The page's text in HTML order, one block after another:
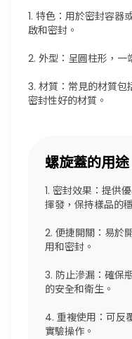
1. 特色：用於密封容器
啟和密封。
2. 外型：呈圓柱形，一
3. 材質：常見的材質包
密封性好的材質。
螺旋蓋的用途
1. 密封效果：提供
揮發，保持樣品的
2. 便捷開關：易於
用和密封。
3. 防止滲漏：確保
的安全和衛生。
4. 重複使用：可反
實驗操作。